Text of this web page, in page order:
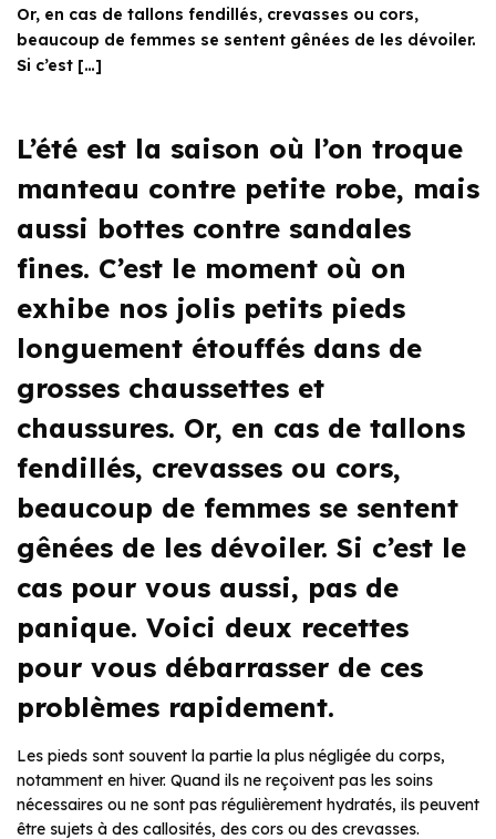
Or, en cas de tallons fendillés, crevasses ou cors,
beaucoup de femmes se sentent gênées de les dévoiler.
Si c’est […]
L’été est la saison où l’on troque
manteau contre petite robe, mais
aussi bottes contre sandales
fines. C’est le moment où on
exhibe nos jolis petits pieds
longuement étouffés dans de
grosses chaussettes et
chaussures. Or, en cas de tallons
fendillés, crevasses ou cors,
beaucoup de femmes se sentent
gênées de les dévoiler. Si c’est le
cas pour vous aussi, pas de
panique. Voici deux recettes
pour vous débarrasser de ces
problèmes rapidement.
Les pieds sont souvent la partie la plus négligée du corps,
notamment en hiver. Quand ils ne reçoivent pas les soins
nécessaires ou ne sont pas régulièrement hydratés, ils peuvent
être sujets à des callosités, des cors ou des crevasses.